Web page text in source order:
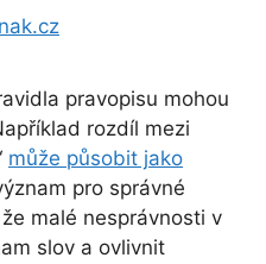
pravopisu mohou
rozdíl mezi
může působit jako
pro správné
malé nesprávnosti v
slov a ovlivnit